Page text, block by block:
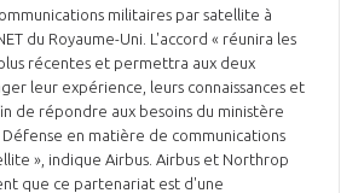
militaires par satellite à
du Royaume-Uni. L'accord « réunira les
récentes et permettra aux deux
leur expérience, leurs connaissances et
de répondre aux besoins du ministère
en matière de communications
», indique Airbus. Airbus et Northrop
que ce partenariat est d'une